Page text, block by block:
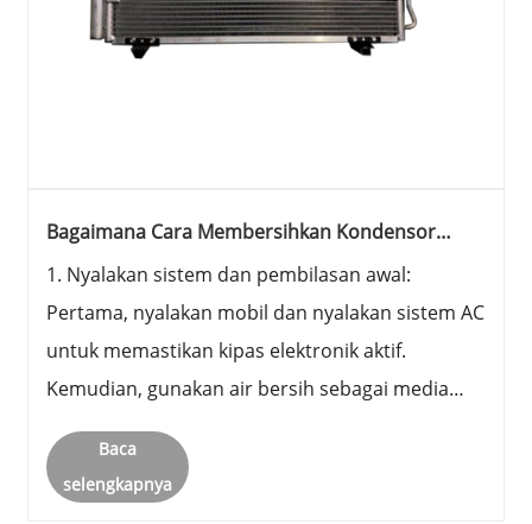
Bagaimana Cara Membersihkan Kondensor
1. Nyalakan sistem dan pembilasan awal:
Pertama, nyalakan mobil dan nyalakan sistem AC
untuk memastikan kipas elektronik aktif.
Kemudian, gunakan air bersih sebagai media
pembersihan awal untuk menyiram kondensor
mobil secara terus menerus.
Baca
selengkapnya